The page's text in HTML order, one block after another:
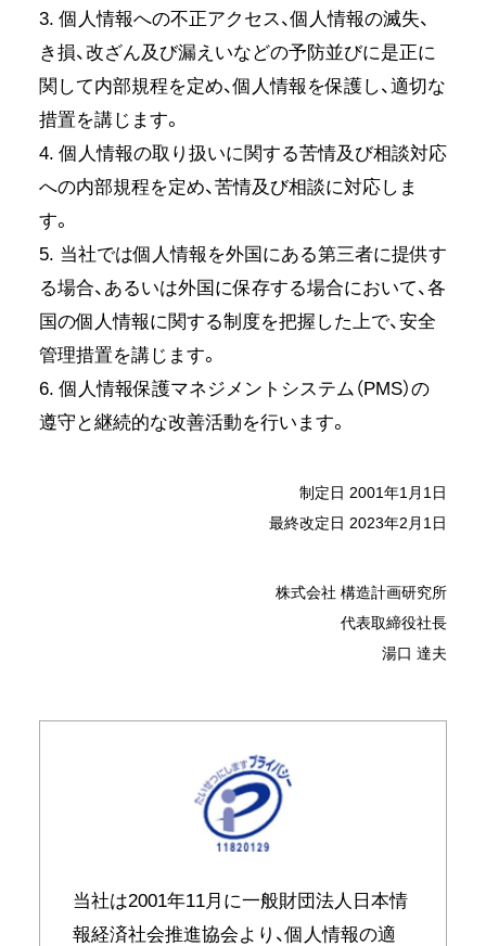
3. 個人情報への不正アクセス、個人情報の滅失、
き損、改ざん及び漏えいなどの予防並びに是正に
関して内部規程を定め、個人情報を保護し、適切な
措置を講じます。
4. 個人情報の取り扱いに関する苦情及び相談対応
への内部規程を定め、苦情及び相談に対応しま
す。
5. 当社では個人情報を外国にある第三者に提供す
る場合、あるいは外国に保存する場合において、各
国の個人情報に関する制度を把握した上で、安全
管理措置を講じます。
6. 個人情報保護マネジメントシステム（PMS）の
遵守と継続的な改善活動を行います。
制定日 2001年1月1日
最終改定日 2023年2月1日
株式会社 構造計画研究所
代表取締役社長
湯口 達夫
当社は2001年11月に一般財団法人日本情
報経済社会推進協会より、個人情報の適